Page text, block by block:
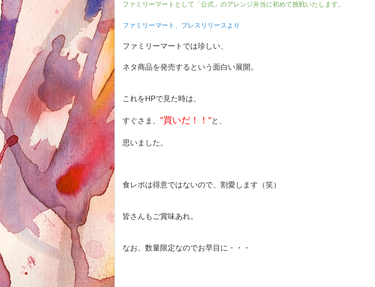
ファミリーマートとして「公式」のアレンジ弁当に初めて挑戦いたします。
ファミリーマート、プレスリリースより
ファミリーマートでは珍しい、
ネタ商品を発売するという面白い展開。
これをHPで見た時は、
すぐさま、 ”買いだ！！”と、
思いました。
食レポは得意ではないので、割愛します（笑）
皆さんもご賞味あれ。
なお、数量限定なのでお早目に・・・